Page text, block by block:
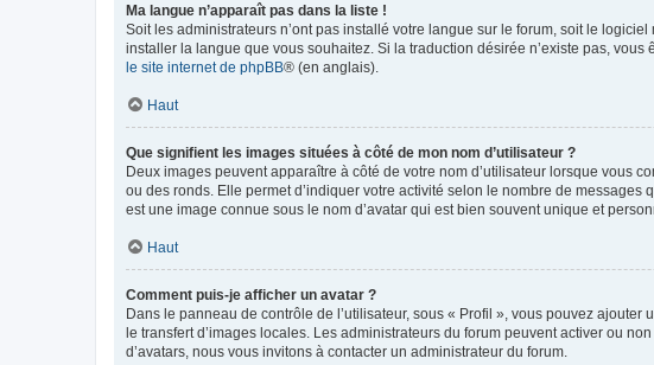
Ma langue n’apparaît pas dans la liste !
Soit les administrateurs n’ont pas installé votre langue sur le forum, soit le
installer la langue que vous souhaitez. Si la traduction désirée n’existe pas,
le site internet de phpBB® (en anglais).
Haut
Que signifient les images situées à côté de mon nom d’utilisateur ?
Deux images peuvent apparaître à côté de votre nom d’utilisateur lorsque vous
ou des ronds. Elle permet d’indiquer votre activité selon le nombre de
est une image connue sous le nom d’avatar qui est bien souvent unique et
Haut
Comment puis-je afficher un avatar ?
Dans le panneau de contrôle de l’utilisateur, sous « Profil », vous pouvez
le transfert d’images locales. Les administrateurs du forum peuvent activer ou
d’avatars, nous vous invitons à contacter un administrateur du forum.